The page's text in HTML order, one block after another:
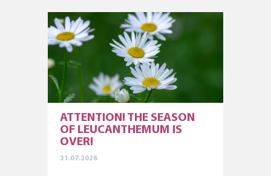
ATTENTION! THE SEASON
OF LEUCANTHEMUM IS
OVER!
31.07.2026